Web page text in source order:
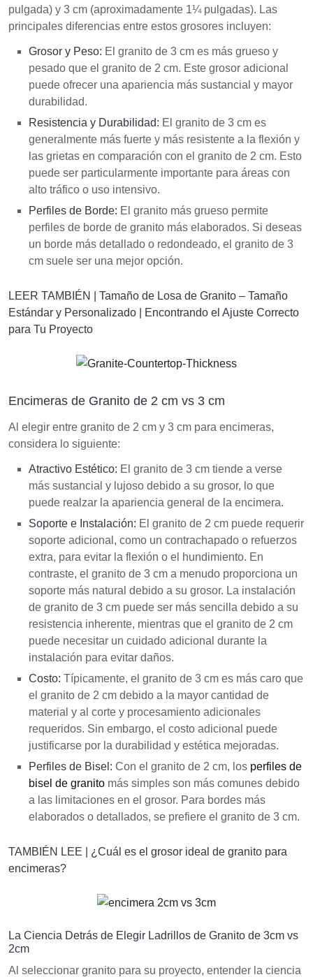
pulgada) y 3 cm (aproximadamente 1¼ pulgadas). Las
principales diferencias entre estos grosores incluyen:
Grosor y Peso: El granito de 3 cm es más grueso y
pesado que el granito de 2 cm. Este grosor adicional
puede ofrecer una apariencia más sustancial y mayor
durabilidad.
Resistencia y Durabilidad: El granito de 3 cm es
generalmente más fuerte y más resistente a la flexión y
las grietas en comparación con el granito de 2 cm. Esto
puede ser particularmente importante para áreas con
alto tráfico o uso intensivo.
Perfiles de Borde: El granito más grueso permite
perfiles de borde de granito más elaborados. Si deseas
un borde más detallado o redondeado, el granito de 3
cm suele ser una mejor opción.
LEER TAMBIÉN | Tamaño de Losa de Granito – Tamaño
Estándar y Personalizado | Encontrando el Ajuste Correcto
para Tu Proyecto
Encimeras de Granito de 2 cm vs 3 cm
Al elegir entre granito de 2 cm y 3 cm para encimeras,
considera lo siguiente:
Atractivo Estético: El granito de 3 cm tiende a verse
más sustancial y lujoso debido a su grosor, lo que
puede realzar la apariencia general de la encimera.
Soporte e Instalación: El granito de 2 cm puede requerir
soporte adicional, como un contrachapado o refuerzos
extra, para evitar la flexión o el hundimiento. En
contraste, el granito de 3 cm a menudo proporciona un
soporte más natural debido a su grosor. La instalación
de granito de 3 cm puede ser más sencilla debido a su
resistencia inherente, mientras que el granito de 2 cm
puede necesitar un cuidado adicional durante la
instalación para evitar daños.
Costo: Típicamente, el granito de 3 cm es más caro que
el granito de 2 cm debido a la mayor cantidad de
material y al corte y procesamiento adicionales
requeridos. Sin embargo, el costo adicional puede
justificarse por la durabilidad y estética mejoradas.
Perfiles de Bisel: Con el granito de 2 cm, los perfiles de
bisel de granito más simples son más comunes debido
a las limitaciones en el grosor. Para bordes más
elaborados o detallados, se prefiere el granito de 3 cm.
TAMBIÉN LEE | ¿Cuál es el grosor ideal de granito para
encimeras?
La Ciencia Detrás de Elegir Ladrillos de Granito de 3cm vs
2cm
Al seleccionar granito para su proyecto, entender la ciencia